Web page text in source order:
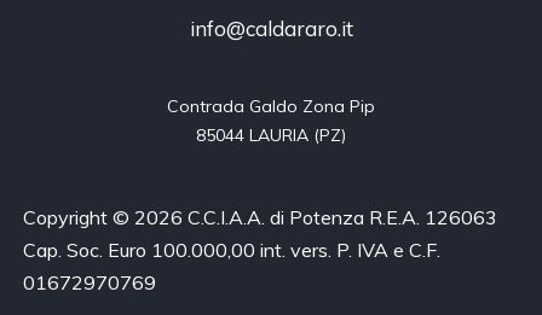
info@caldararo.it
Contrada Galdo Zona Pip
85044 LAURIA (PZ)
Copyright © 2026 C.C.I.A.A. di Potenza R.E.A. 126063
Cap. Soc. Euro 100.000,00 int. vers. P. IVA e C.F.
01672970769